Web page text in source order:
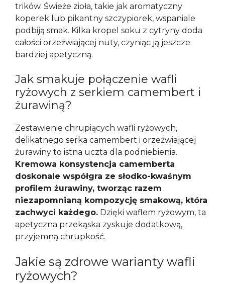
trików. Świeże zioła, takie jak aromatyczny
koperek lub pikantny szczypiorek, wspaniale
podbiją smak. Kilka kropel soku z cytryny doda
całości orzeźwiającej nuty, czyniąc ją jeszcze
bardziej apetyczną.
Jak smakuje połączenie wafli
ryżowych z serkiem camembert i
żurawiną?
Zestawienie chrupiących wafli ryżowych,
delikatnego serka camembert i orzeźwiającej
żurawiny to istna uczta dla podniebienia.
Kremowa konsystencja camemberta
doskonale współgra ze słodko-kwaśnym
profilem żurawiny, tworząc razem
niezapomnianą kompozycję smakową, która
zachwyci każdego. Dzięki waflem ryżowym, ta
apetyczna przekąska zyskuje dodatkową,
przyjemną chrupkość.
Jakie są zdrowe warianty wafli
ryżowych?